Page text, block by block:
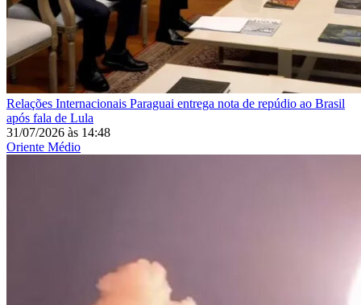
Relações Internacionais Paraguai entrega nota de repúdio ao Brasil
após fala de Lula
31/07/2026 às 14:48
Oriente Médio